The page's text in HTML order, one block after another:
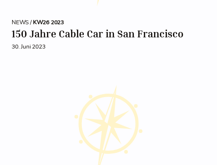
NEWS /KW26 2023
150 Jahre Cable Car in San Francisco
30. Juni 2023